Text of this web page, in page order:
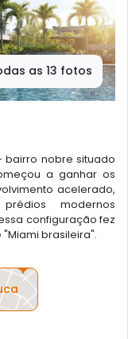
as 13 fotos
bairro nobre situado
a ganhar os
acelerado,
modernos
configuração fez
brasileira".